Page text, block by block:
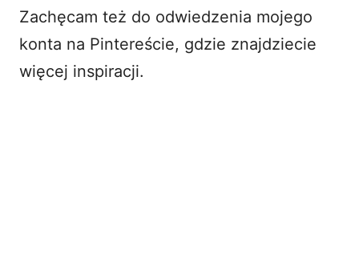
Zachęcam też do odwiedzenia mojego
konta na Pintereście, gdzie znajdziecie
więcej inspiracji.